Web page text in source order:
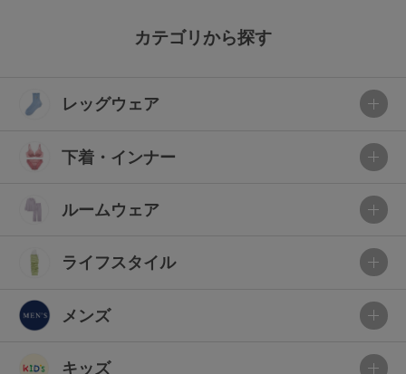
カテゴリから探す
レッグウェア
下着・インナー
ルームウェア
ライフスタイル
メンズ
キッズ